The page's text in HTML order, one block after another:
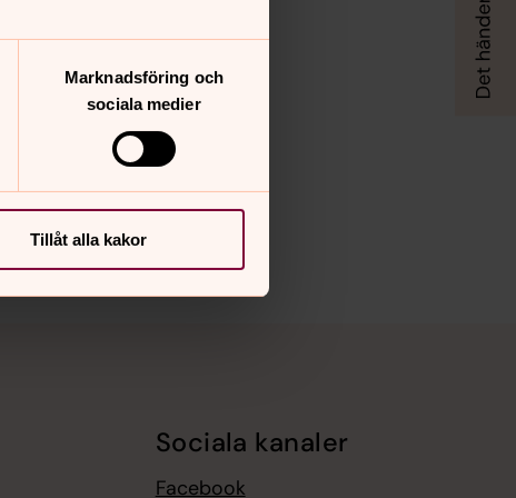
Marknadsföring och
sociala medier
Tillåt alla kakor
Sociala kanaler
Facebook